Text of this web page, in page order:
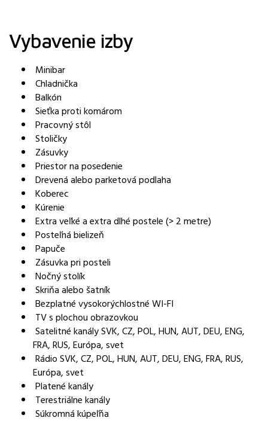
Vybavenie izby
Minibar
Chladnička
Balkón
Sieťka proti komárom
Pracovný stôl
Stoličky
Zásuvky
Priestor na posedenie
Drevená alebo parketová podlaha
Koberec
Kúrenie
Extra veľké a extra dlhé postele (> 2 metre)
Posteľná bielizeň
Papuče
Zásuvka pri posteli
Nočný stolík
Skriňa alebo šatník
Bezplatné vysokorýchlostné WI-FI
TV s plochou obrazovkou
Satelitné kanály SVK, CZ, POL, HUN, AUT, DEU, ENG,
FRA, RUS, Európa, svet
Rádio SVK, CZ, POL, HUN, AUT, DEU, ENG, FRA, RUS,
Európa, svet
Platené kanály
Terestriálne kanály
Súkromná kúpeľňa